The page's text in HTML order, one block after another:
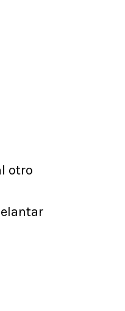
otro